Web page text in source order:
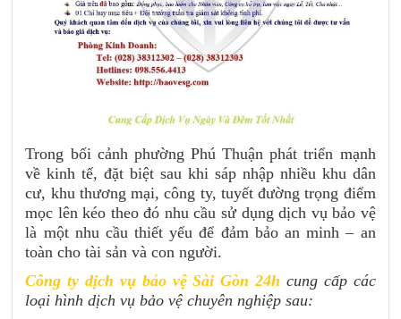
Trong bối cảnh phường Phú Thuận phát triển mạnh
về kinh tế, đặt biệt sau khi sáp nhập nhiều khu dân
cư, khu thương mại, công ty, tuyết đường trọng điểm
mọc lên kéo theo đó nhu cầu sử dụng dịch vụ bảo vệ
là một nhu cầu thiết yếu để đảm bảo an minh – an
toàn cho tài sản và con người.
Công ty dịch vụ bảo vệ Sài Gòn 24h cung cấp các
loại hình dịch vụ bảo vệ chuyên nghiệp sau: